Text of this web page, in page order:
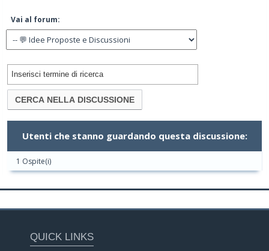
Vai al forum:
Utenti che stanno guardando questa discussione:
1 Ospite(i)
QUICK LINKS